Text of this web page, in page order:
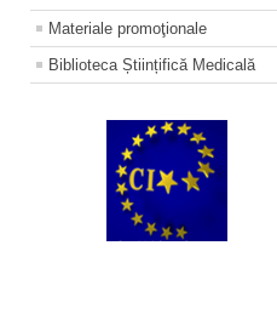
Materiale promoţionale
Biblioteca Științifică Medicală